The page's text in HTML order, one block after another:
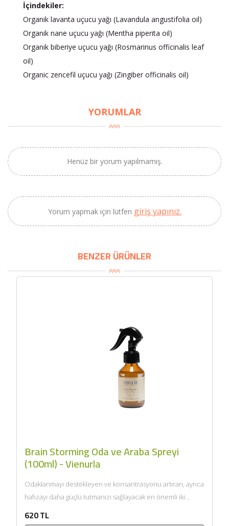
İçindekiler:
Organik lavanta uçucu yağı (Lavandula angustifolia oil)
Organik nane uçucu yağı (Mentha piperita oil)
Organik biberiye uçucu yağı (Rosmarinus officinalis leaf
oil)
Organic zencefil uçucu yağı (Zingiber officinalis oil)
YORUMLAR
Henüz bir yorum yapılmamış.
Yorum yapmak için lütfen giriş yapınız.
BENZER ÜRÜNLER
Brain Storming Oda ve Araba Spreyi
(100ml) - Vienurla
Odaklanmayı destekleyen ve konsantrasyonu artıran, ayrıca
hafızayı daha güçlü tutmanızı sağlayacak en önemli iki
620 TL
×
2690,00 TL
2071,30 TL
Kaan Olgun Hasat
Sıkım) - Bilgem
Zeytincilik